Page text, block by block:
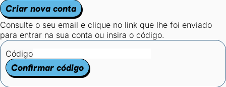
Criar nova conta
Consulte o seu email e clique no link que lhe foi enviado
para entrar na sua conta ou insira o código.
Código
Confirmar código